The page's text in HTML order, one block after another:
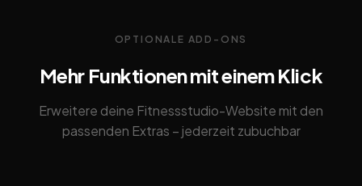
OPTIONALE ADD-ONS
Mehr Funktionen mit einem Klick
Erweitere deine Fitnessstudio-Website mit den
passenden Extras – jederzeit zubuchbar